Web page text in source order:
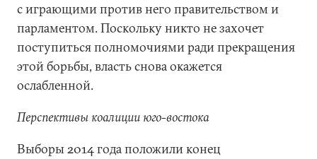
с играющими против него правительством и
парламентом. Поскольку никто не захочет
поступиться полномочиями ради прекращения
этой борьбы, власть снова окажется
ослабленной.
Перспективы коалиции юго-востока
Выборы 2014 года положили конец